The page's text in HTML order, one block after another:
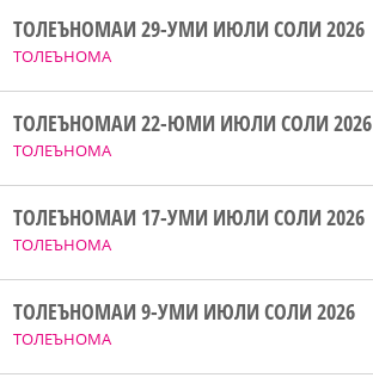
ТОЛЕЪНОМА
ТОЛЕЪНОМАИ 29-УМИ ИЮЛИ СОЛИ 2026
ТОЛЕЪНОМА
ТОЛЕЪНОМАИ 22-ЮМИ ИЮЛИ СОЛИ 2026
ТОЛЕЪНОМА
ТОЛЕЪНОМАИ 17-УМИ ИЮЛИ СОЛИ 2026
ТОЛЕЪНОМА
ТОЛЕЪНОМАИ 9-УМИ ИЮЛИ СОЛИ 2026